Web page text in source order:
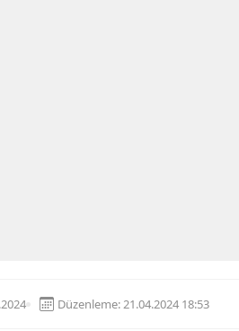
Düzenleme: 21.04.2024 18:53